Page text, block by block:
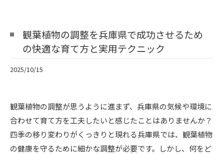
観葉植物の調整を兵庫県で成功させるため
の快適な育て方と実用テクニック
2025/10/15
観葉植物の調整が思うように進まず、兵庫県の気候や環境に
合わせて育て方を工夫したいと感じたことはありませんか？
四季の移り変わりがくっきりと現れる兵庫県では、観葉植物
の健康を守るために細かな調整が必要です。しかし、何をど